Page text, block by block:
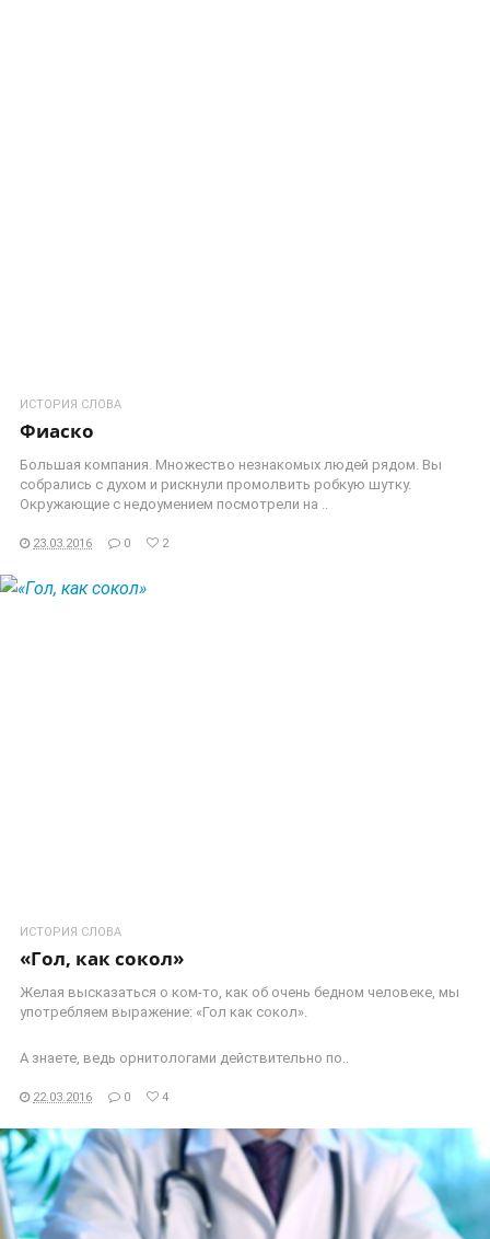
ИСТОРИЯ СЛОВА
Фиаско
Большая компания. Множество незнакомых людей рядом. Вы
собрались с духом и рискнули промолвить робкую шутку.
Окружающие с недоумением посмотрели на ..
23.03.2016 0 2
ИСТОРИЯ СЛОВА
«Гол, как сокол»
Желая высказаться о ком-то, как об очень бедном человеке, мы
употребляем выражение: «Гол как сокол».
А знаете, ведь орнитологами действительно по..
22.03.2016 0 4